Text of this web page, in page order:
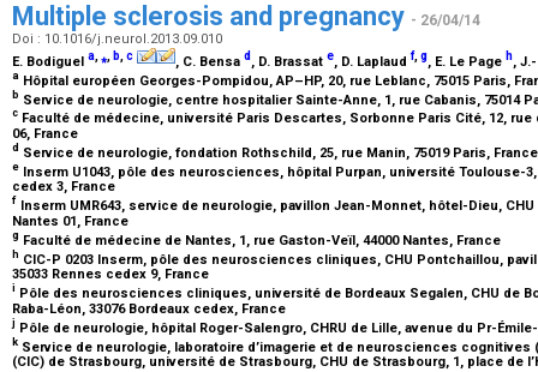
Multiple sclerosis and pregnancy - 26/04/14
Doi : 10.1016/j.neurol.2013.09.010
E. Bodiguel a,⁎, b,c , C. Bensa d , D. Brassat e, D. Laplaud f,g, E. Le Page h,
a Hôpital européen Georges-Pompidou, AP–HP, 20, rue Leblanc, 75015 Paris,
b Service de neurologie, centre hospitalier Sainte-Anne, 1, rue Cabanis, 75014
c Faculté de médecine, université Paris Descartes, Sorbonne Paris Cité, 12, rue
06, France
d Service de neurologie, fondation Rothschild, 25, rue Manin, 75019 Paris,
e Inserm U1043, pôle des neurosciences, hôpital Purpan, université Toulouse-3,
cedex 3, France
f Inserm UMR643, service de neurologie, pavillon Jean-Monnet, hôtel-Dieu,
Nantes 01, France
g Faculté de médecine de Nantes, 1, rue Gaston-Veïl, 44000 Nantes, France
h CIC-P 0203 Inserm, pôle des neurosciences cliniques, CHU Pontchaillou,
35033 Rennes cedex 9, France
i Pôle des neurosciences cliniques, université de Bordeaux Segalen, CHU de
Raba-Léon, 33076 Bordeaux cedex, France
j Pôle de neurologie, hôpital Roger-Salengro, CHRU de Lille, avenue du Pr-
k Service de neurologie, laboratoire d’imagerie et de neurosciences cognitives
(CIC) de Strasbourg, université de Strasbourg, CHU de Strasbourg, 1, place de